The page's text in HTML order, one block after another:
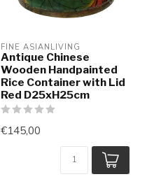
FINE ASIANLIVING
Antique Chinese
Wooden Handpainted
Rice Container with Lid
Red D25xH25cm
€145,00